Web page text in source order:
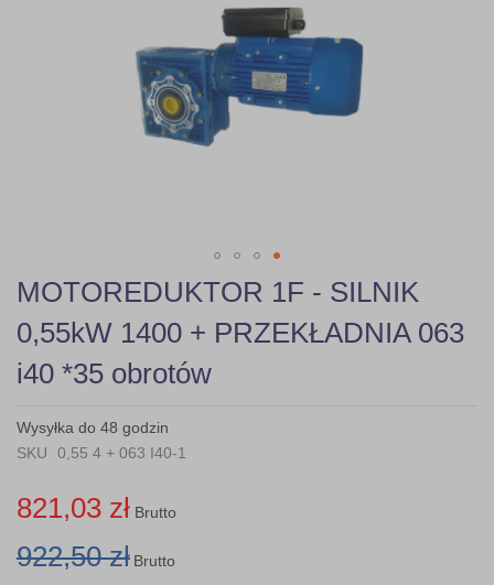
Skip
to
the
beginning
of
the
gallery
MOTOREDUKTOR 1F - SILNIK
0,55kW 1400 + PRZEKŁADNIA 063
i40 *35 obrotów
Wysyłka do 48 godzin
SKU
0,55 4 + 063 I40-1
821,03 zł Brutto
922,50 zł Brutto